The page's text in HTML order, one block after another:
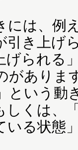
は、例
引き上げ
げられる
がありま
という動
しくは、
いる状態